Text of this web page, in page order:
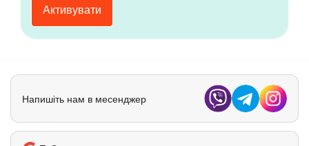
Активувати
Напишіть нам в месенджер